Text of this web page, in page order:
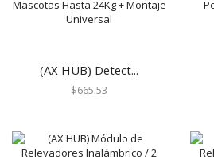
Hikvision Paneles de Alarma y Accesorios
AX PRO Series
(AX HUB) Detect...
$665.53